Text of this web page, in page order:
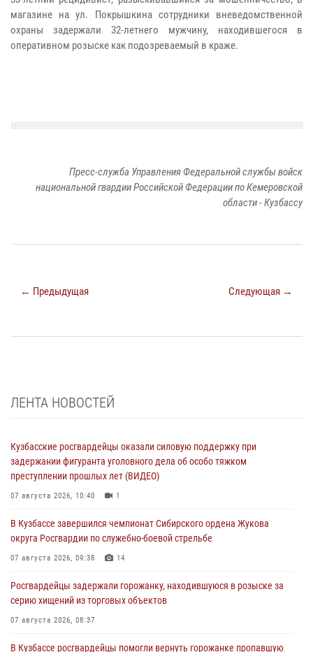
магазине на ул. Покрышкина сотрудники вневедомственной
охраны задержали 32-летнего мужчину, находившегося в
оперативном розыске как подозреваемый в краже.
Пресс-служба Управления Федеральной службы войск
национальной гвардии Российской Федерации по Кемеровской
области - Кузбассу
← Предыдущая Следующая →
ЛЕНТА НОВОСТЕЙ
Кузбасские росгвардейцы оказали силовую поддержку при
задержании фигуранта уголовного дела об особо тяжком
преступлении прошлых лет (ВИДЕО)
07 августа 2026, 10:40 1
В Кузбассе завершился чемпионат Сибирского ордена Жукова
округа Росгвардии по служебно-боевой стрельбе
07 августа 2026, 09:38 14
Росгвардейцы задержали горожанку, находившуюся в розыске за
серию хищений из торговых объектов
07 августа 2026, 08:37
В Кузбассе росгвардейцы помогли вернуть горожанке пропавшую